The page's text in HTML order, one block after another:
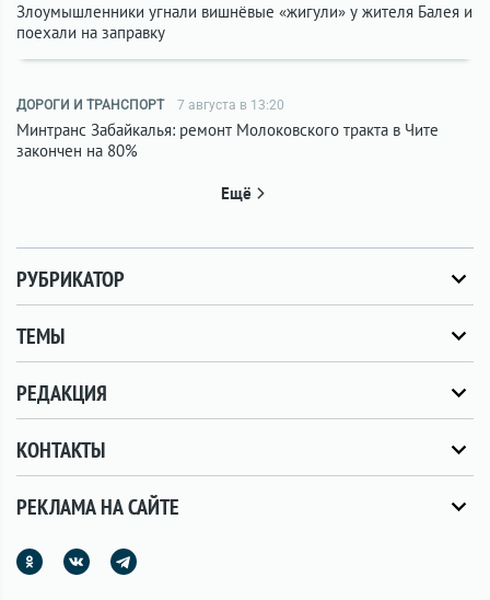
Злоумышленники угнали вишнёвые «жигули» у жителя Балея и
поехали на заправку
ДОРОГИ И ТРАНСПОРТ 7 августа в 13:20
Минтранс Забайкалья: ремонт Молоковского тракта в Чите
закончен на 80%
Ещё
РУБРИКАТОР
ТЕМЫ
РЕДАКЦИЯ
КОНТАКТЫ
РЕКЛАМА НА САЙТЕ